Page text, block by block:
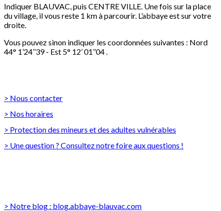
Indiquer BLAUVAC, puis CENTRE VILLE. Une fois sur la place
du village, il vous reste 1 km à parcourir. L’abbaye est sur votre
droite.
Vous pouvez sinon indiquer les coordonnées suivantes : Nord
44° 1’24’’39 - Est 5° 12’ 01’’04 .
> Nous contacter
> Nos horaires
> Protection des mineurs et des adultes vulnérables
> Une question ? Consultez notre foire aux questions !
> Notre blog : blog.abbaye-blauvac.com